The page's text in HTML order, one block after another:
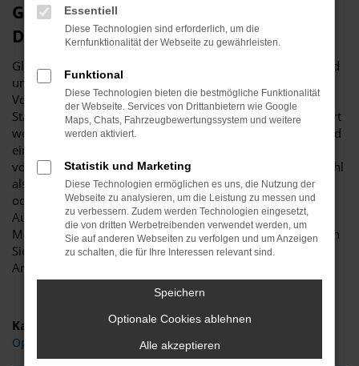
Glückwunsch zum Opel Corsa in
Dortmund
Glückwunsch: der Opel Corsa passt perfekt nach Dortmund
und ist ganz sicher das passende Fahrzeug für Sie. Der
Vorteil dieses Modells besteht darin, dass sowohl der
Stadtverkehr als auch längere Strecken souverän gemeistert
werden. Hinzu kommt eine herausragende Ausstattung und
eine enorme Effizienz hinsichtlich der Motorisierung. Wir
von Budde Automobile bieten Ihnen den Opel Corsa sowohl
als Neuwagen als auch als EU-Import sowie als Gebraucht-
oder Jahreswagen. Entsprechend haben Sie die ganz große
Auswahl und entscheiden komplett selbst, mit welchem
Modell Sie fortan in Dortmund unterwegs sind. Wir beraten
Sie gerne und stehen Ihnen für all Ihre Fragen Rede und
Antwort.
Kategorie
Opel Corsa Tageszulassung Dortmund
Essentiell
Diese Technologien sind erforderlich, um die
Kernfunktionalität der Webseite zu gewährleisten.
Funktional
Diese Technologien bieten die bestmögliche Funktionalität
der Webseite. Services von Drittanbietern wie Google
Maps, Chats, Fahrzeugbewertungssystem und weitere
werden aktiviert.
Statistik und Marketing
Diese Technologien ermöglichen es uns, die Nutzung der
Webseite zu analysieren, um die Leistung zu messen und
zu verbessern. Zudem werden Technologien eingesetzt,
die von dritten Werbetreibenden verwendet werden, um
Sie auf anderen Webseiten zu verfolgen und um Anzeigen
zu schalten, die für Ihre Interessen relevant sind.
Speichern
Optionale Cookies ablehnen
Alle akzeptieren